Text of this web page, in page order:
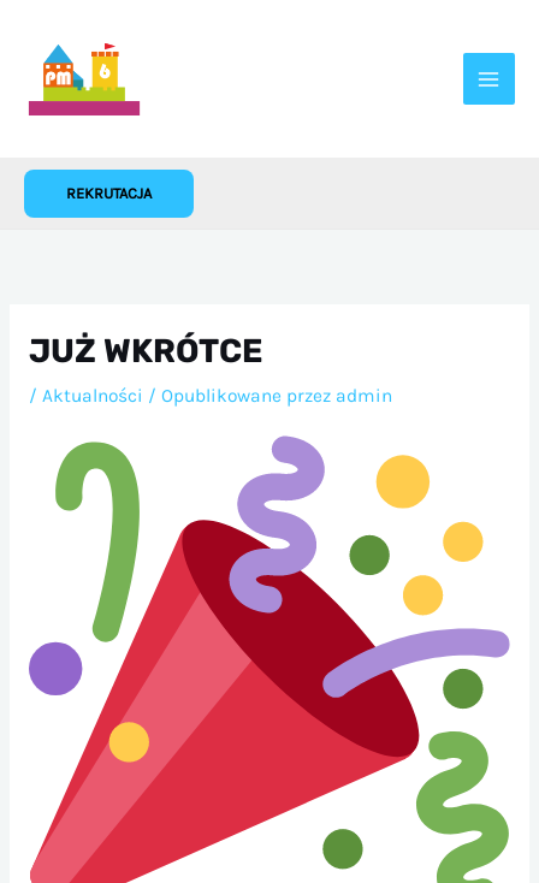
treści
REKRUTACJA
JUŻ WKRÓTCE
/ Aktualności / Opublikowane przez admin